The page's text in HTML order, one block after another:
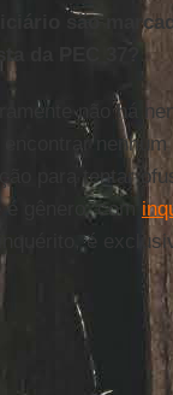
são
da PEC 37?
não há
nenhum
para tentar
gênero, com
é